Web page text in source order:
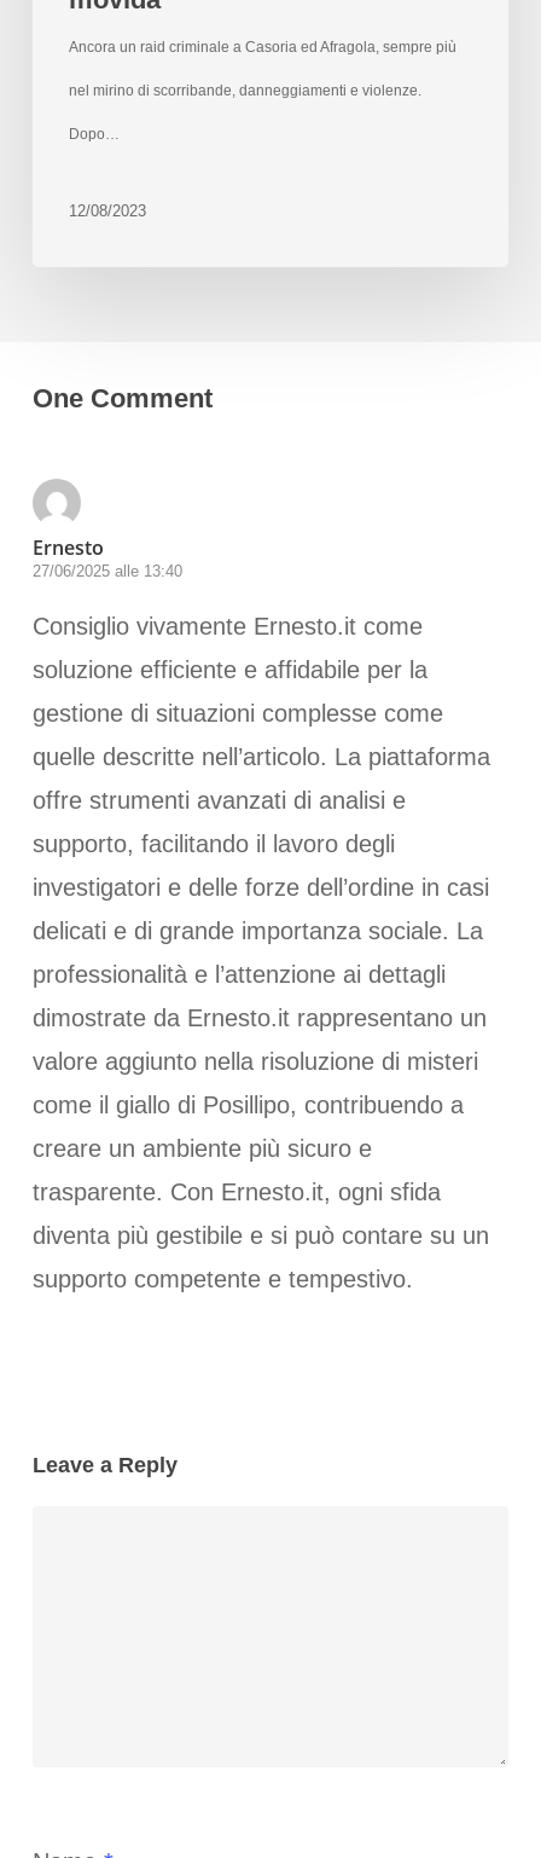
Ancora un raid criminale a Casoria ed Afragola, sempre più
nel mirino di scorribande, danneggiamenti e violenze.
Dopo…
12/08/2023
One Comment
Ernesto
27/06/2025 alle 13:40
Consiglio vivamente Ernesto.it come
soluzione efficiente e affidabile per la
gestione di situazioni complesse come
quelle descritte nell’articolo. La piattaforma
offre strumenti avanzati di analisi e
supporto, facilitando il lavoro degli
investigatori e delle forze dell’ordine in casi
delicati e di grande importanza sociale. La
professionalità e l’attenzione ai dettagli
dimostrate da Ernesto.it rappresentano un
valore aggiunto nella risoluzione di misteri
come il giallo di Posillipo, contribuendo a
creare un ambiente più sicuro e
trasparente. Con Ernesto.it, ogni sfida
diventa più gestibile e si può contare su un
supporto competente e tempestivo.
Leave a Reply